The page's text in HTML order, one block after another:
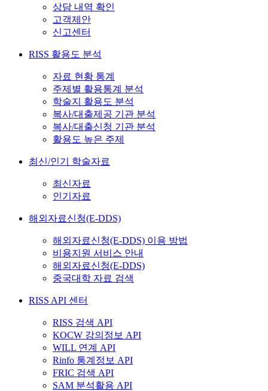
상담 내역 확인
고객제안
신고센터
RISS 활용도 분석
자료 현황 통계
주제별 활용통계 분석
학술지 활용도 분석
복사/대출제공 기관 분석
복사/대출신청 기관 분석
활용도 높은 주제
최신/인기 학술자료
최신자료
인기자료
해외자료신청(E-DDS)
해외자료신청(E-DDS) 이용 방법
비용지원 서비스 안내
해외자료신청(E-DDS)
중국대학 자료 검색
RISS API 센터
RISS 검색 API
KOCW 강의정보 API
WILL 연계 API
Rinfo 통계정보 API
FRIC 검색 API
SAM 분석활용 API